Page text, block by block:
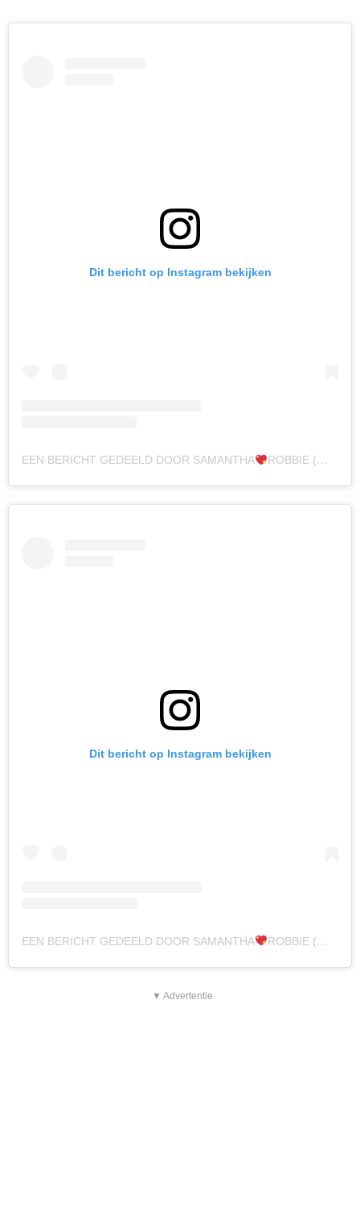
Dit bericht op Instagram bekijken
EEN BERICHT GEDEELD DOOR SAMANTHA ROBBIE (@SAMANTHA_DE_JONG31)
Dit bericht op Instagram bekijken
EEN BERICHT GEDEELD DOOR SAMANTHA ROBBIE (@SAMANTHA_DE_JONG31)
▼ Advertentie